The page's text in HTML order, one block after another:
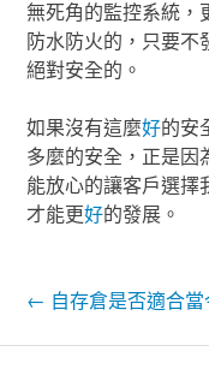
無死角的監控系統，
防水防火的，只要不
絕對安全的。
如果沒有這麼好的安
多麼的安全，正是因
能放心的讓客戶選擇
才能更好的發展。
Post navigation
← 自存倉是否適合